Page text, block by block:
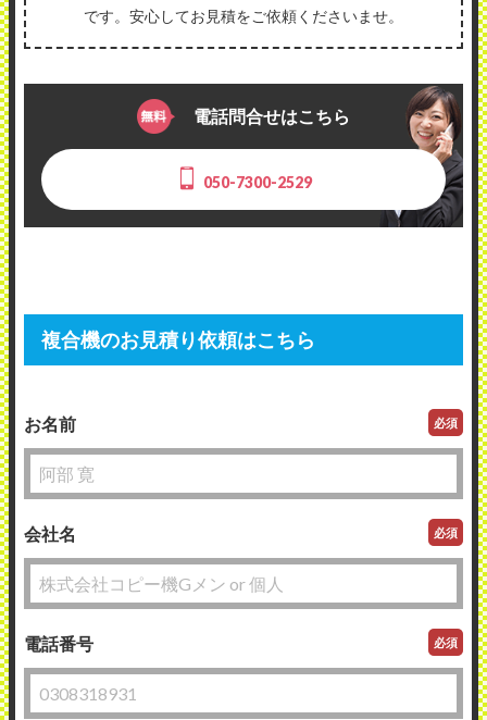
です。安心してお見積をご依頼くださいませ。
電話問合せはこちら
050-7300-2529
複合機のお見積り依頼はこちら
お名前 必須
会社名 必須
電話番号 必須